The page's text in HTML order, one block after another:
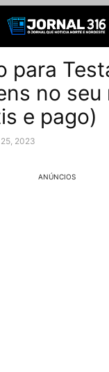
para
no seu
e pago)
2023
ANÚNCIOS